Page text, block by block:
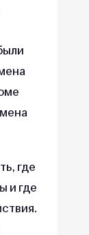
где
и где